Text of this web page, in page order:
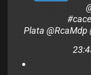
#
Plata @RcaMdp